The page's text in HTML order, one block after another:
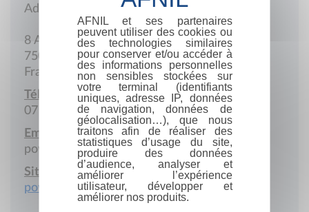
Adresse postale
8 Avenue Victoria
75004 Paris
France
Téléphone portable :
07 82 87 32 72
Email :
powerofleather@gmail.com
Site Internet :
powerofleather.com
AFNIL et ses partenaires
peuvent utiliser des cookies ou
des technologies similaires
pour conserver et/ou accéder à
des informations personnelles
non sensibles stockées sur
votre terminal (identifiants
uniques, adresse IP, données
de navigation, données de
géolocalisation…), que nous
traitons afin de réaliser des
statistiques d’usage du site,
produire des données
d’audience, analyser et
améliorer l’expérience
utilisateur, développer et
améliorer nos produits.